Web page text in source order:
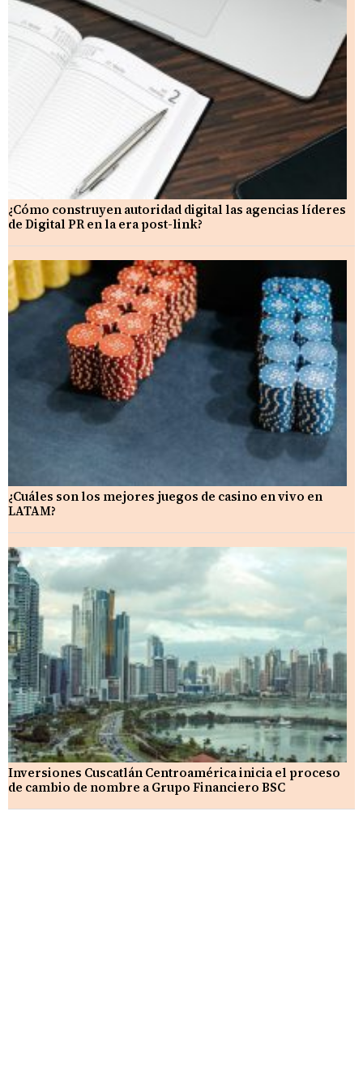
¿Cómo construyen autoridad digital las agencias líderes
de Digital PR en la era post-link?
¿Cuáles son los mejores juegos de casino en vivo en
LATAM?
Inversiones Cuscatlán Centroamérica inicia el proceso
de cambio de nombre a Grupo Financiero BSC